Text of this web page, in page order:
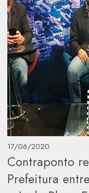
17/06/2020
Contraponto
Prefeitura